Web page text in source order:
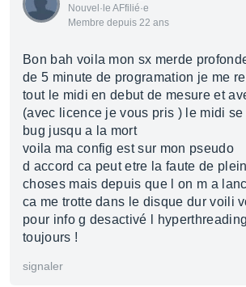
Nouvel·le AFfilié·e
Membre depuis 22 ans
Bon bah voila mon sx merde
de 5 minute de programation je me
tout le midi en debut de mesure et
(avec licence je vous pris ) le midi se
bug jusqu a la mort
voila ma config est sur mon pseudo
d accord ca peut etre la faute de
choses mais depuis que l on m a
ca me trotte dans le disque dur voili
pour info g desactivé l
toujours !
signaler